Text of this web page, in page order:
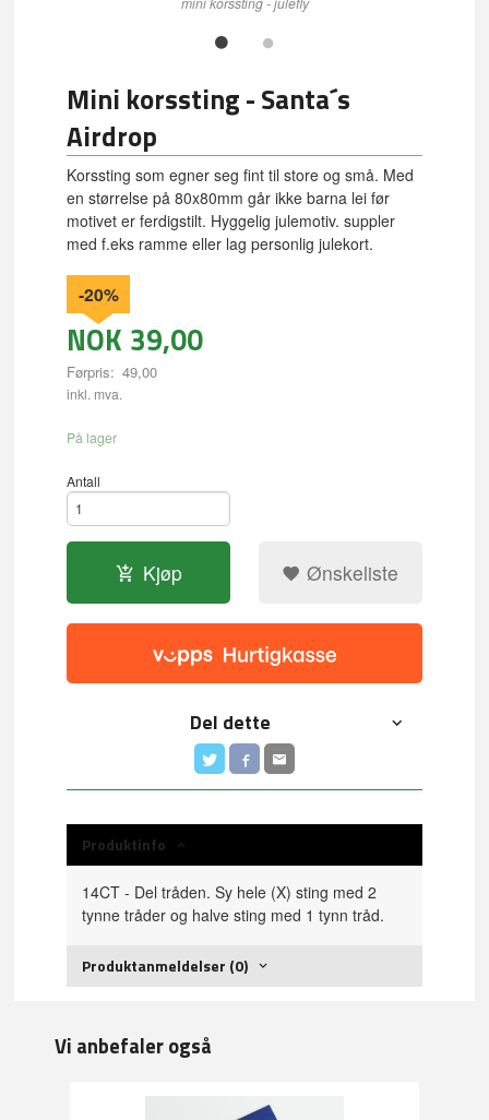
Mini korssting - Santa´s
Airdrop
Korssting som egner seg fint til store og små. Med
en størrelse på 80x80mm går ikke barna lei før
motivet er ferdigstilt. Hyggelig julemotiv. suppler
med f.eks ramme eller lag personlig julekort.
NOK 39,00
Førpris: 49,00
Rabatt
-20%
inkl. mva.
På lager
Antall
Kjøp Ønskeliste
Del dette
Produktinfo
14CT - Del tråden. Sy hele (X) sting med 2
tynne tråder og halve sting med 1 tynn tråd.
Produktanmeldelser (0)
Vi anbefaler også